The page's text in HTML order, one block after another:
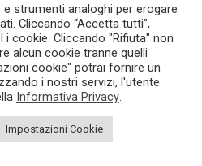
strumenti analoghi per erogare
Cliccando “Accetta tutti”,
cookie. Cliccando "Rifiuta" non
alcun cookie tranne quelli
cookie" potrai fornire un
i nostri servizi, l'utente
Informativa Privacy.
Impostazioni Cookie